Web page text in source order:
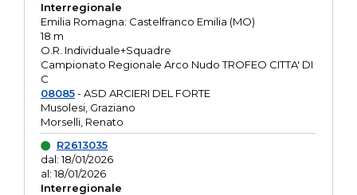
Interregionale
Emilia Romagna: Castelfranco Emilia (MO)
18 m
O.R. Individuale+Squadre
Campionato Regionale Arco Nudo TROFEO CITTA' DI
C
08085- ASD ARCIERI DEL FORTE
Musolesi, Graziano
Morselli, Renato
R2613035
dal: 18/01/2026
al: 18/01/2026
Interregionale